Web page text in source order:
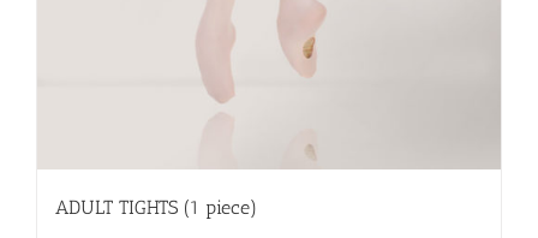
ADULT TIGHTS (1 piece)